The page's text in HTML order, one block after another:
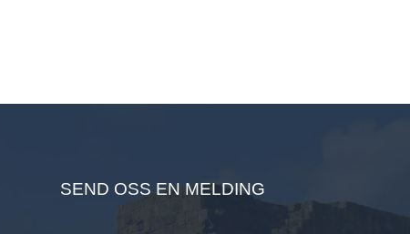
SEND OSS EN MELDING